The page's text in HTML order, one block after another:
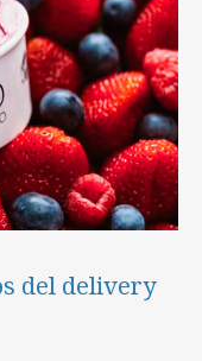
del delivery